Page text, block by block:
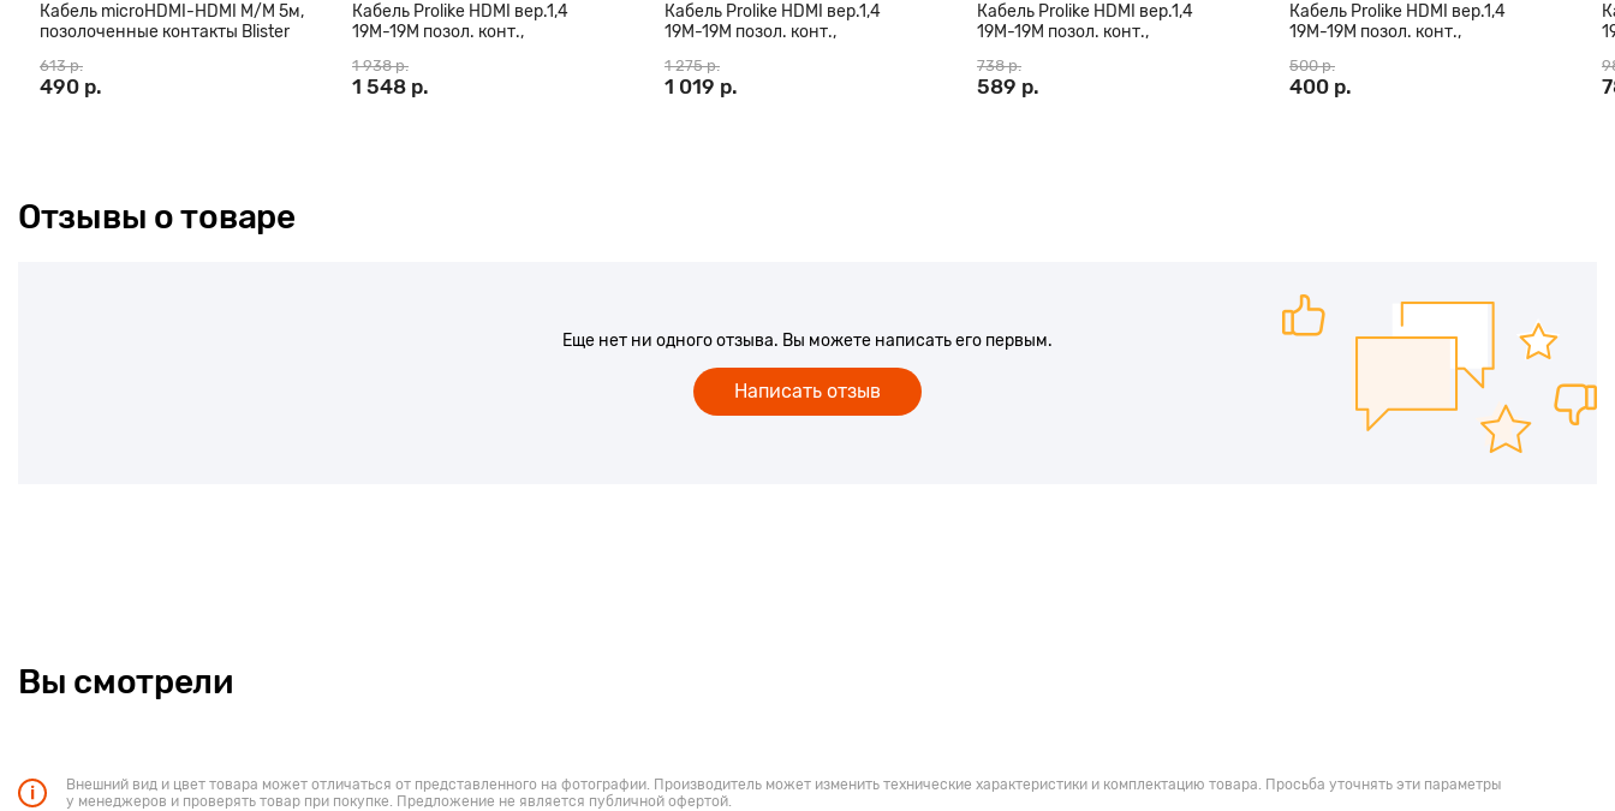
Кабель microHDMI-HDMI M/M 5м,
позолоченные контакты Blister
613 р.
490 р.
Кабель Prolike HDMI вер.1,4
19М-19М позол. конт.,
1 938 р.
1 548 р.
Кабель Prolike HDMI вер.1,4
19М-19М позол. конт.,
1 275 р.
1 019 р.
Кабель Prolike HDMI вер.1,4
19М-19М позол. конт.,
738 р.
589 р.
Кабель Prolike HDMI вер.1,4
19М-19М позол. конт.,
500 р.
400 р.
Отзывы о товаре
Еще нет ни одного отзыва. Вы можете написать его первым.
Написать отзыв
Вы смотрели
Внешний вид и цвет товара может отличаться от представленного на фотографии. Производитель может изменить технические характеристики и комплектацию товара. Просьба уточнять эти параметры
у менеджеров и проверять товар при покупке. Предложение не является публичной офертой.